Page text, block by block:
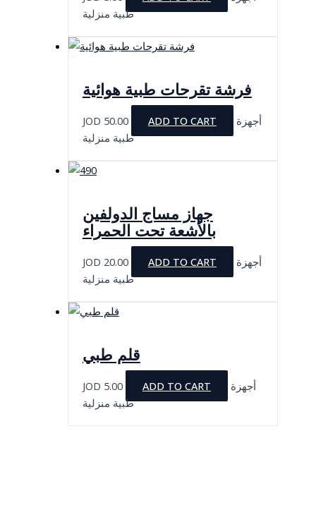
طبية منزلية
فرشة تقرحات طبية هوائية
JOD 50.00 ADD TO CART
أجهزة
طبية منزلية
جهاز مساج الدولفين
بالأشعة تحت الحمراء
JOD 20.00 ADD TO CART
أجهزة
طبية منزلية
قلم طبي
JOD 5.00 ADD TO CART
أجهزة
طبية منزلية